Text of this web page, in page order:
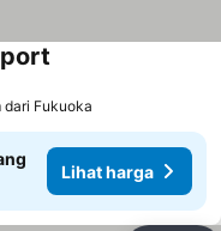
dari Fukuoka
Lihat harga